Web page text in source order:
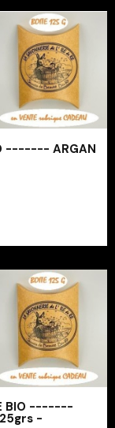
------- ARGAN
BIO -------
-